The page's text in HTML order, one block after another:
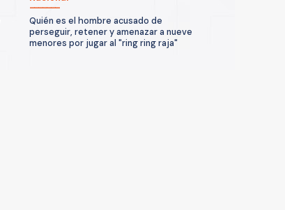
Quién es el hombre acusado de
perseguir, retener y amenazar a nueve
menores por jugar al "ring ring raja"